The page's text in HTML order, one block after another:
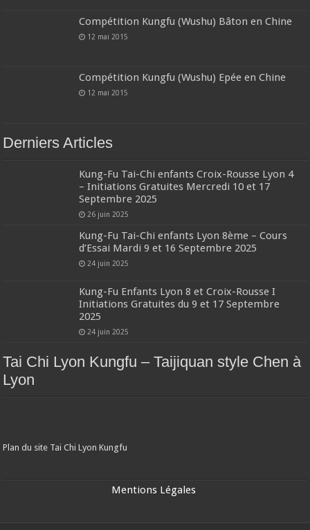
Compétition Kungfu (Wushu) Bâton en Chine
12 mai 2015
Compétition Kungfu (Wushu) Epée en Chine
12 mai 2015
Derniers Articles
Kung-Fu Tai-Chi enfants Croix-Rousse Lyon 4
– Initiations Gratuites Mercredi 10 et 17
Septembre 2025
26 juin 2025
Kung-Fu Tai-Chi enfants Lyon 8ème – Cours
d’Essai Mardi 9 et 16 Septembre 2025
24 juin 2025
Kung-Fu Enfants Lyon 8 et Croix-Rousse I
Initiations Gratuites du 9 et 17 Septembre
2025
24 juin 2025
Tai Chi Lyon Kungfu – Taijiquan style Chen à
Lyon
Plan du site Tai Chi Lyon Kungfu
Mentions Légales